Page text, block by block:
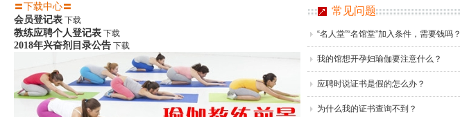
〓下载中心〓
会员登记表 下载
教练应聘个人登记表 下载
2018年兴奋剂目录公告 下载
常见问题
“名人堂”“名馆堂”加入条件，需要钱吗？
我的馆想开孕妇瑜伽要注意什么？
应聘时说证书是假的怎么办？
为什么我的证书查询不到？